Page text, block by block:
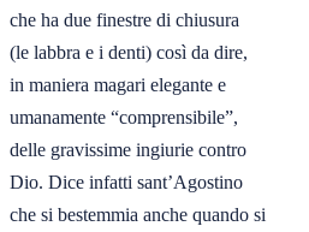
che ha due finestre di chiusura
(le labbra e i denti) così da dire,
in maniera magari elegante e
umanamente “comprensibile”,
delle gravissime ingiurie contro
Dio. Dice infatti sant’Agostino
che si bestemmia anche quando si